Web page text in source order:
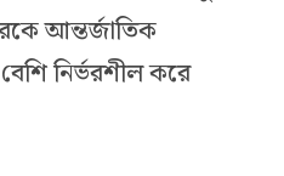
আন্তর্জাতিক
নির্ভরশীল করে